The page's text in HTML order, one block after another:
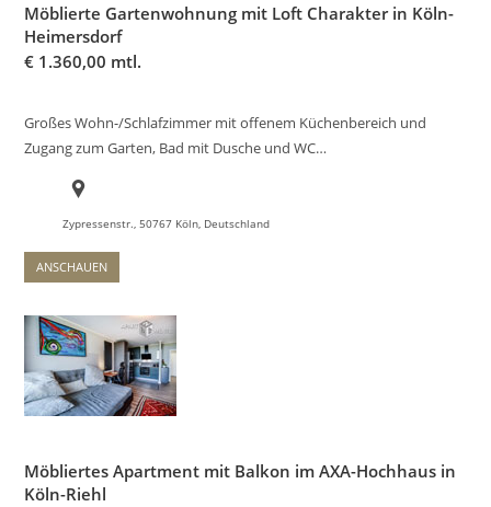
Möblierte Gartenwohnung mit Loft Charakter in Köln-
Heimersdorf
€ 1.360,00 mtl.
Großes Wohn-/Schlafzimmer mit offenem Küchenbereich und
Zugang zum Garten, Bad mit Dusche und WC…
Zypressenstr., 50767 Köln, Deutschland
ANSCHAUEN
Möbliertes Apartment mit Balkon im AXA-Hochhaus in
Köln-Riehl